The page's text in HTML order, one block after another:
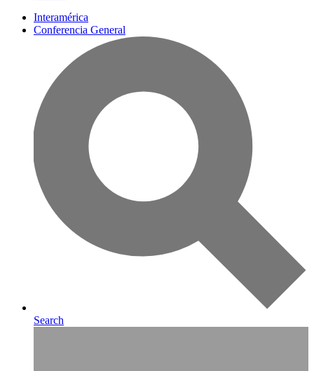
Interamérica
Conferencia General
Search